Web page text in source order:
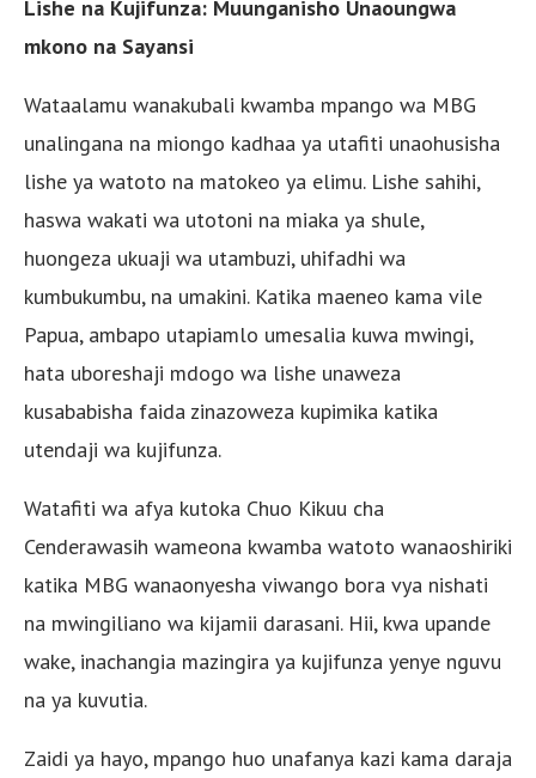
Lishe na Kujifunza: Muunganisho Unaoungwa
mkono na Sayansi
Wataalamu wanakubali kwamba mpango wa MBG
unalingana na miongo kadhaa ya utafiti unaohusisha
lishe ya watoto na matokeo ya elimu. Lishe sahihi,
haswa wakati wa utotoni na miaka ya shule,
huongeza ukuaji wa utambuzi, uhifadhi wa
kumbukumbu, na umakini. Katika maeneo kama vile
Papua, ambapo utapiamlo umesalia kuwa mwingi,
hata uboreshaji mdogo wa lishe unaweza
kusababisha faida zinazoweza kupimika katika
utendaji wa kujifunza.
Watafiti wa afya kutoka Chuo Kikuu cha
Cenderawasih wameona kwamba watoto wanaoshiriki
katika MBG wanaonyesha viwango bora vya nishati
na mwingiliano wa kijamii darasani. Hii, kwa upande
wake, inachangia mazingira ya kujifunza yenye nguvu
na ya kuvutia.
Zaidi ya hayo, mpango huo unafanya kazi kama daraja